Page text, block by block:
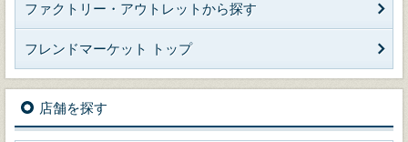
ファクトリー・アウトレットから探す
フレンドマーケット トップ
店舗を探す